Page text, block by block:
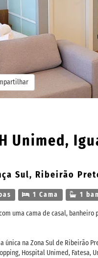
Unimed,
Sul, Ribeirão
1 Cama 1
uma cama de casal, banheiro
única na Zona Sul de Ribeirão
Hospital Unimed, Fatesa,